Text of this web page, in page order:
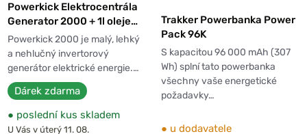
Powerkick Elektrocentrála
Generator 2000 + 1l oleje
Zdarma!
Powerkick 2000 je malý, lehký
a nehlučný invertorový
generátor elektrické energie.…
Dárek zdarma
● poslední kus skladem
U Vás v úterý 11. 08.
Trakker Powerbanka Power
Pack 96K
S kapacitou 96 000 mAh (307
Wh) splní tato powerbanka
všechny vaše energetické
požadavky…
● u dodavatele